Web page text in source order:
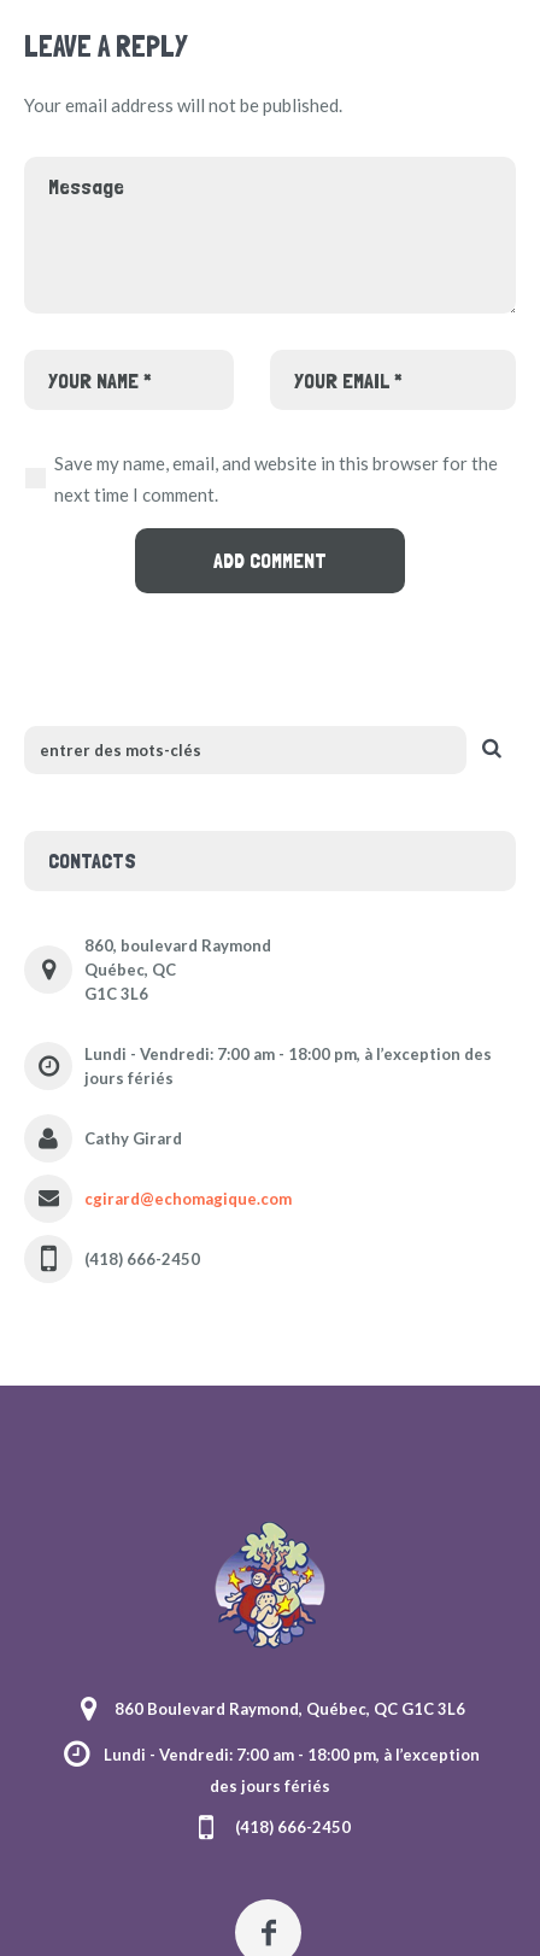
LEAVE A REPLY
Your email address will not be published.
Save my name, email, and website in this browser for the
next time I comment.
CONTACTS
860, boulevard Raymond
Québec, QC
G1C 3L6
Lundi - Vendredi: 7:00 am - 18:00 pm, à l’exception des
jours fériés
Cathy Girard
cgirard@echomagique.com
(418) 666-2450
860 Boulevard Raymond, Québec, QC G1C 3L6
Lundi - Vendredi: 7:00 am - 18:00 pm, à l’exception
des jours fériés
(418) 666-2450